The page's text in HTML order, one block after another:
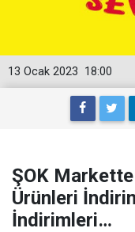
18:00
13 Ocak 2023
ŞOK
Ürünleri
İndirimleri…